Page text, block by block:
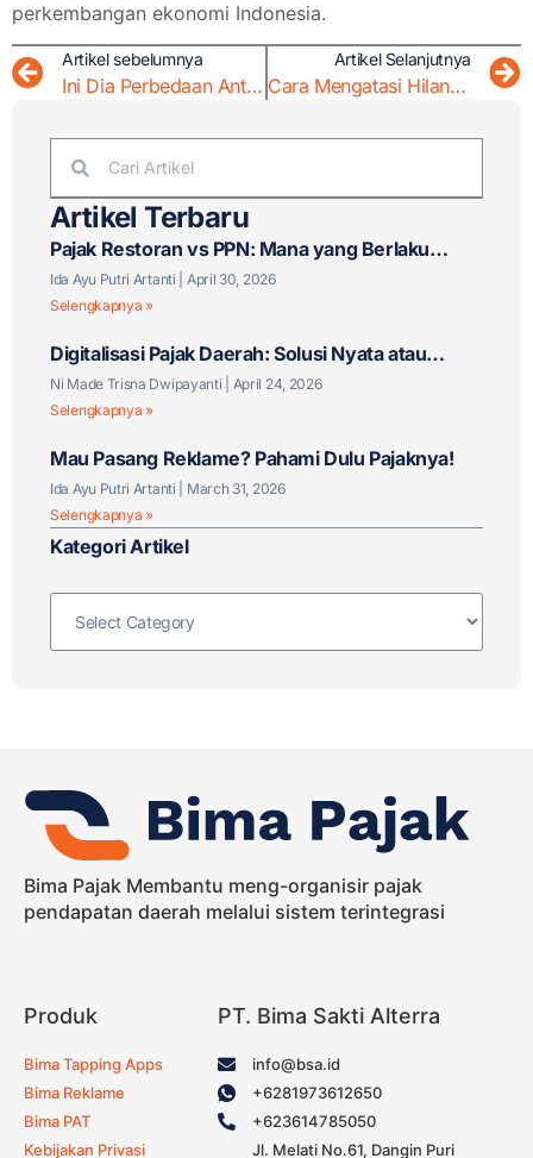
perkembangan ekonomi Indonesia.
Artikel sebelumnya
Ini Dia Perbedaan Antara Pajak dan Retribusi Daerah !
Artikel Selanjutnya
Cara Mengatasi Hilangnya Bukti Setor Pajak
Artikel Terbaru
Pajak Restoran vs PPN: Mana yang Berlaku
untuk Bisnis F&B Anda?
Ida Ayu Putri Artanti
April 30, 2026
Selengkapnya »
Digitalisasi Pajak Daerah: Solusi Nyata atau
Tantangan Baru?
Ni Made Trisna Dwipayanti
April 24, 2026
Selengkapnya »
Mau Pasang Reklame? Pahami Dulu Pajaknya!
Ida Ayu Putri Artanti
March 31, 2026
Selengkapnya »
Kategori Artikel
Bima Pajak Membantu meng-organisir pajak
pendapatan daerah melalui sistem terintegrasi
Produk
Bima Tapping Apps
Bima Reklame
Bima PAT
Kebijakan Privasi
PT. Bima Sakti Alterra
info@bsa.id
+6281973612650
+623614785050
Jl. Melati No.61, Dangin Puri